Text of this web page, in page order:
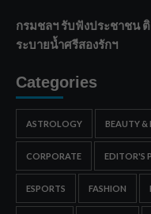
กรมชลฯ รับฟังประชาชน
ระบายน้ำศรีสองรักฯ
Categories
ASTROLOGY BEAUTY &
CORPORATE EDITOR'S
ESPORTS FASHION